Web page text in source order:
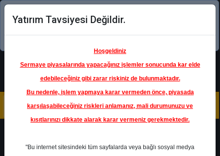
Şimdi uygulamayı indirin!
Yatırım Tavsiyesi Değildir.
Hoşgeldiniz
Sermaye piyasalarında yapacağınız işlemler sonucunda kar elde
edebileceğiniz gibi zarar riskiniz de bulunmaktadır.
Bu nedenle, işlem yapmaya karar vermeden önce, piyasada
karşılaşabileceğiniz riskleri anlamanız, mali durumunuzu ve
kısıtlarınızı dikkate alarak karar vermeniz gerekmektedir.
"Bu internet sitesindeki tüm sayfalarda veya bağlı sosyal medya